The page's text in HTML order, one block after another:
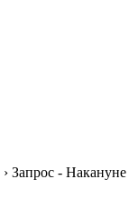
› Запрос - Накануне